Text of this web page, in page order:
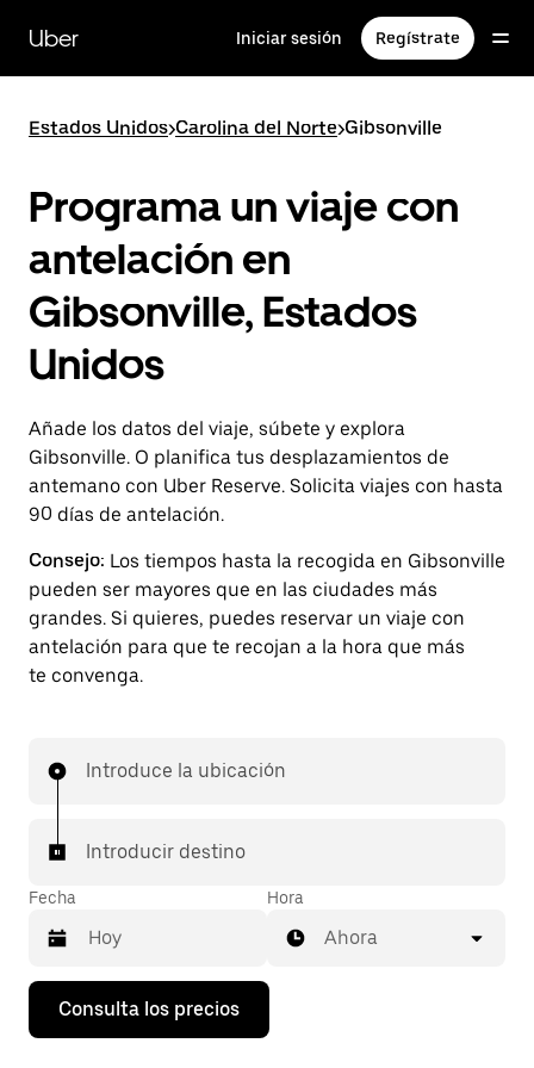
contenido
principal
Uber Iniciar sesión Regístrate
Estados Unidos>Carolina del Norte>Gibsonville
Programa un viaje con
antelación en
Gibsonville, Estados
Unidos
Añade los datos del viaje, súbete y explora
Gibsonville. O planifica tus desplazamientos de
antemano con Uber Reserve. Solicita viajes con hasta
90 días de antelación.
Consejo: Los tiempos hasta la recogida en Gibsonville
pueden ser mayores que en las ciudades más
grandes. Si quieres, puedes reservar un viaje con
antelación para que te recojan a la hora que más
te convenga.
Introduce la ubicación
Introducir destino
Fecha
Pulsa
flecha
Hora
Ahora
Consulta los precios